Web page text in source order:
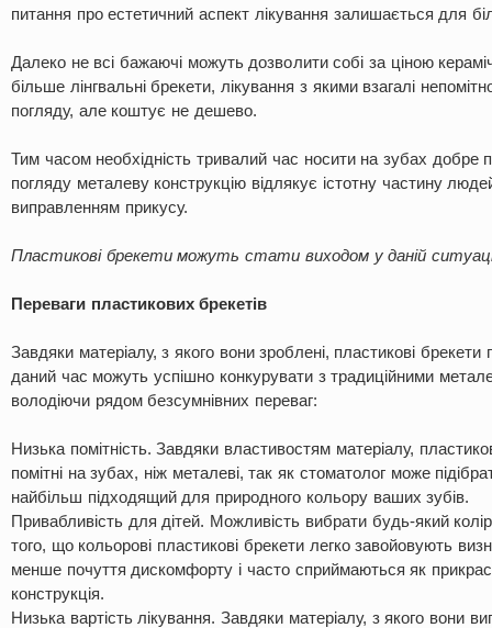
питання про естетичний аспект лікування залишається для
Далеко не всі бажаючі можуть дозволити собі за ціною
більше лінгвальні брекети, лікування з якими взагалі
погляду, але коштує не дешево.
Тим часом необхідність тривалий час носити на зубах добре
погляду металеву конструкцію відлякує істотну частину
виправленням прикусу.
Пластикові брекети можуть стати виходом у даній
Переваги пластикових брекетів
Завдяки матеріалу, з якого вони зроблені, пластикові брекети
даний час можуть успішно конкурувати з традиційними
володіючи рядом безсумнівних переваг:
Низька помітність. Завдяки властивостям матеріалу,
помітні на зубах, ніж металеві, так як стоматолог може
найбільш підходящий для природного кольору ваших зубів.
Привабливість для дітей. Можливість вибрати будь-який
того, що кольорові пластикові брекети легко завойовують
менше почуття дискомфорту і часто сприймаються як
конструкція.
Низька вартість лікування. Завдяки матеріалу, з якого вони